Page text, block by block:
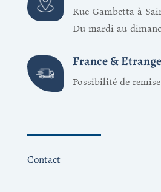
Rue Gambetta à
Du mardi au
France &
Possibilité de
Contact